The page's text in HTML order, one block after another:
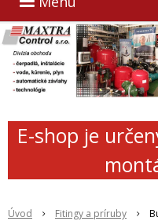
E-shop je
Úvod Fitingy a príruby